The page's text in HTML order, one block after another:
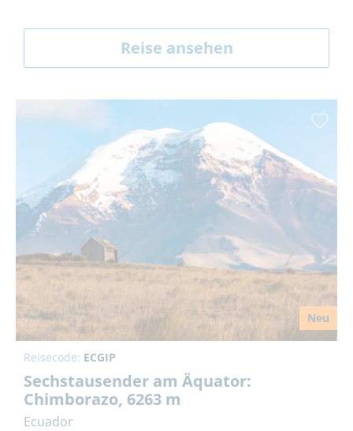
Reise ansehen
Neu
Reisecode: ECGIP
Sechstausender am Äquator:
Chimborazo, 6263 m
Ecuador